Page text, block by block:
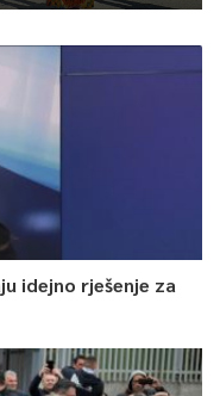
idejno rješenje za